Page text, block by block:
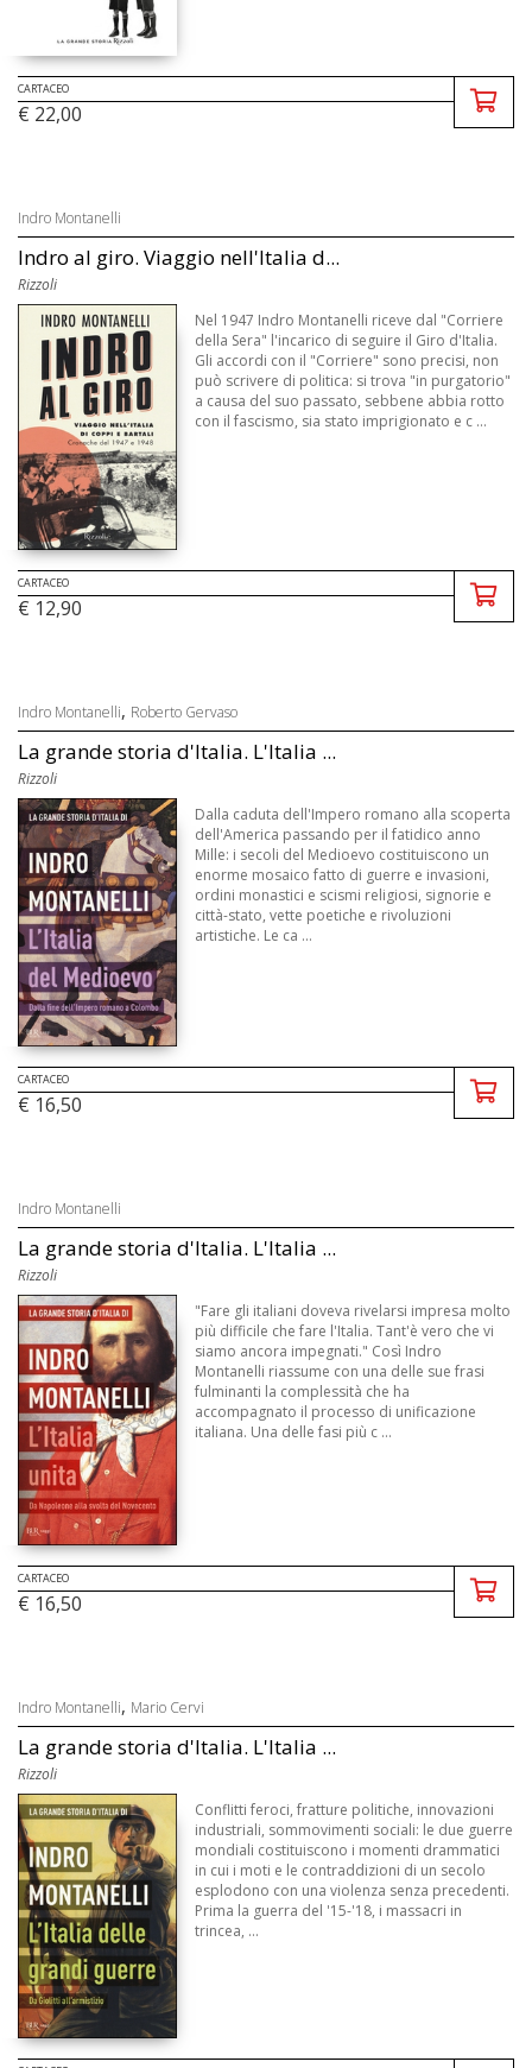
CARTACEO
€ 22,00
Indro Montanelli
Indro al giro. Viaggio nell'Italia d...
Rizzoli
Nel 1947 Indro Montanelli riceve dal "Corriere
della Sera" l'incarico di seguire il Giro d'Italia.
Gli accordi con il "Corriere" sono precisi, non
può scrivere di politica: si trova "in purgatorio"
a causa del suo passato, sebbene abbia rotto
con il fascismo, sia stato imprigionato e c ...
CARTACEO
€ 12,90
Indro Montanelli, Roberto Gervaso
La grande storia d'Italia. L'Italia ...
Rizzoli
Dalla caduta dell'Impero romano alla scoperta
dell'America passando per il fatidico anno
Mille: i secoli del Medioevo costituiscono un
enorme mosaico fatto di guerre e invasioni,
ordini monastici e scismi religiosi, signorie e
città-stato, vette poetiche e rivoluzioni
artistiche. Le ca ...
CARTACEO
€ 16,50
Indro Montanelli
La grande storia d'Italia. L'Italia ...
Rizzoli
"Fare gli italiani doveva rivelarsi impresa molto
più difficile che fare l'Italia. Tant'è vero che vi
siamo ancora impegnati." Così Indro
Montanelli riassume con una delle sue frasi
fulminanti la complessità che ha
accompagnato il processo di unificazione
italiana. Una delle fasi più c ...
CARTACEO
€ 16,50
Indro Montanelli, Mario Cervi
La grande storia d'Italia. L'Italia ...
Rizzoli
Conflitti feroci, fratture politiche, innovazioni
industriali, sommovimenti sociali: le due guerre
mondiali costituiscono i momenti drammatici
in cui i moti e le contraddizioni di un secolo
esplodono con una violenza senza precedenti.
Prima la guerra del '15-'18, i massacri in
trincea, ...